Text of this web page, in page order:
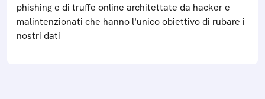
phishing e di truffe online architettate da hacker e
malintenzionati che hanno l'unico obiettivo di rubare i
nostri dati